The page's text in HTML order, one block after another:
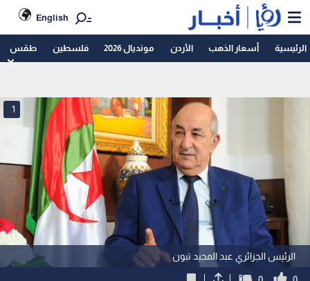
English
الرئيسية أسعار الذهب الأردن مونديال 2026 فلسطين طقس
الرئيس الجزائري عبد المجيد تبون
1